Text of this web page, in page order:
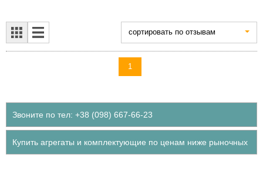
cортировать по отзывам
1
Звоните по тел: +38 (098) 667-66-23
Купить агрегаты и комплектующие по ценам ниже рыночных